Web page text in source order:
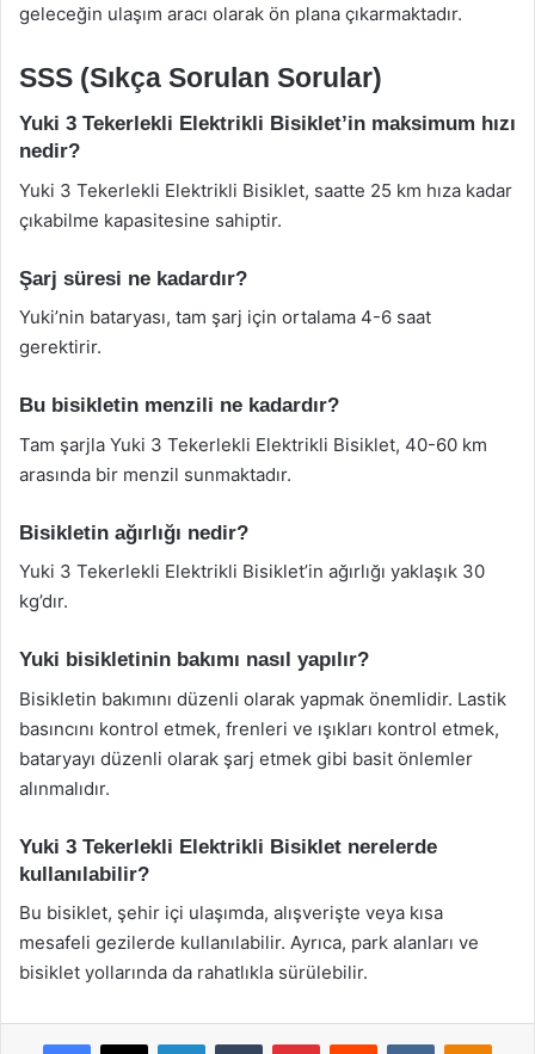
geleceğin ulaşım aracı olarak ön plana çıkarmaktadır.
SSS (Sıkça Sorulan Sorular)
Yuki 3 Tekerlekli Elektrikli Bisiklet’in maksimum hızı
nedir?
Yuki 3 Tekerlekli Elektrikli Bisiklet, saatte 25 km hıza kadar
çıkabilme kapasitesine sahiptir.
Şarj süresi ne kadardır?
Yuki’nin bataryası, tam şarj için ortalama 4-6 saat
gerektirir.
Bu bisikletin menzili ne kadardır?
Tam şarjla Yuki 3 Tekerlekli Elektrikli Bisiklet, 40-60 km
arasında bir menzil sunmaktadır.
Bisikletin ağırlığı nedir?
Yuki 3 Tekerlekli Elektrikli Bisiklet’in ağırlığı yaklaşık 30
kg’dır.
Yuki bisikletinin bakımı nasıl yapılır?
Bisikletin bakımını düzenli olarak yapmak önemlidir. Lastik
basıncını kontrol etmek, frenleri ve ışıkları kontrol etmek,
bataryayı düzenli olarak şarj etmek gibi basit önlemler
alınmalıdır.
Yuki 3 Tekerlekli Elektrikli Bisiklet nerelerde
kullanılabilir?
Bu bisiklet, şehir içi ulaşımda, alışverişte veya kısa
mesafeli gezilerde kullanılabilir. Ayrıca, park alanları ve
bisiklet yollarında da rahatlıkla sürülebilir.
Facebook
X LinkedInTumblr PinterestReddit VKontakte